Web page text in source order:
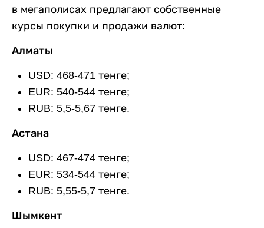
в мегаполисах предлагают собственные
курсы покупки и продажи валют:
Алматы
USD: 468-471 тенге;
EUR: 540-544 тенге;
RUB: 5,5-5,67 тенге.
Астана
USD: 467-474 тенге;
EUR: 534-544 тенге;
RUB: 5,55-5,7 тенге.
Шымкент